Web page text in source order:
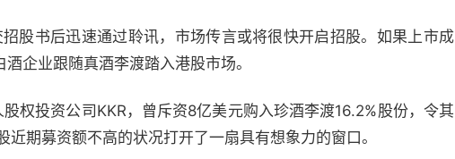
股书后迅速通过聆讯，市场传言或将很快开启招股。如果上市成
企业跟随真酒李渡踏入港股市场。
权投资公司KKR，曾斥资8亿美元购入珍酒李渡16.2%股份，令其
期募资额不高的状况打开了一扇具有想象力的窗口。